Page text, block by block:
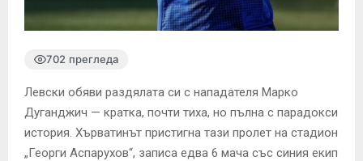
702 прегледа
Левски обяви раздялата си с нападателя Марко
Дуганджич — кратка, почти тихa, но пълна с парадокси
история. Хърватинът пристигна тази пролет на стадион
„Георги Аспарухов“, записа едва 6 мача със синия екип